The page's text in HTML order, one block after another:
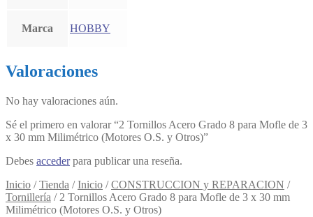
Marca HOBBY
Valoraciones
No hay valoraciones aún.
Sé el primero en valorar “2 Tornillos Acero Grado 8 para Mofle de 3
x 30 mm Milimétrico (Motores O.S. y Otros)”
Debes accederpara publicar una reseña.
Inicio /Tienda /Inicio /CONSTRUCCION y REPARACION /
Tornillería / 2 Tornillos Acero Grado 8 para Mofle de 3 x 30 mm
Milimétrico (Motores O.S. y Otros)